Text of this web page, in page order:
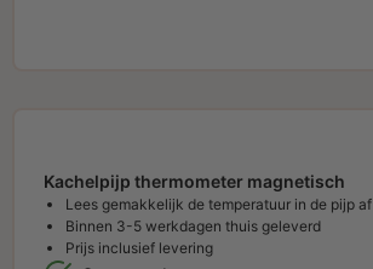
Kachelpijp thermometer magnetisch
Lees gemakkelijk de temperatuur in de pijp af
Binnen 3-5 werkdagen thuis geleverd
Prijs inclusief levering